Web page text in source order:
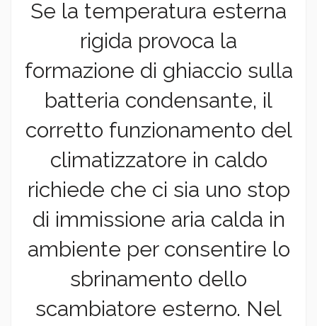
Se la temperatura esterna
rigida provoca la
formazione di ghiaccio sulla
batteria condensante, il
corretto funzionamento del
climatizzatore in caldo
richiede che ci sia uno stop
di immissione aria calda in
ambiente per consentire lo
sbrinamento dello
scambiatore esterno. Nel